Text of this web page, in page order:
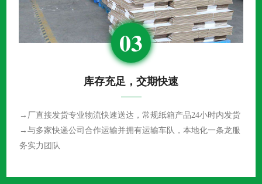
03
库存充足，交期快速
→厂直接发货专业物流快速送达，常规纸箱产品24小时内发货
→与多家快递公司合作运输并拥有运输车队，本地化一条龙服
务实力团队